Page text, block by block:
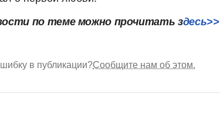
по теме можно прочитать здесь>>
в публикации?Сообщите нам об этом.